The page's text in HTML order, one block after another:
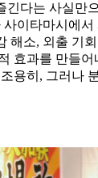
긴다는 사실만
사이타마시에
해소, 외출 기
효과를 만들
용히, 그러나